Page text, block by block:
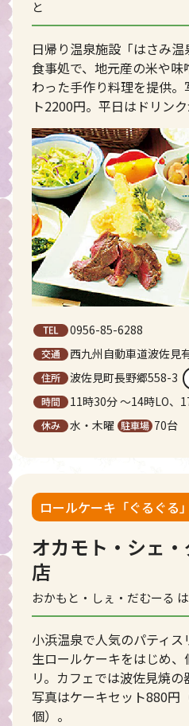
と
日帰り温泉施設「はさみ
食事処で、地元産の米や
わった手作り料理を提供
ト2200円。平日はドリンク
0956-85-6288
西九州自動車道波佐見
波佐見町長野郷558-3
11時30分 〜14時LO、
水・木曜
70台
ロールケーキ「ぐるぐる
オカモト・シェ
店
おかもと・しぇ・だむーる
小浜温泉で人気のパティ
生ロールケーキをはじめ
リ。カフェでは波佐見焼の
写真はケーキセット880円
個）。